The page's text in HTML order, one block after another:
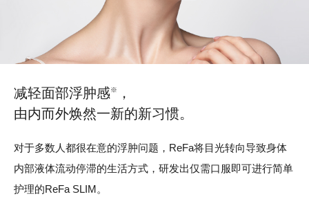
减轻面部浮肿感※
，
由内而外焕然一新的新习惯。
对于多数人都很在意的浮肿问题，ReFa将目光转向导致身体
内部液体流动停滞的生活方式，研发出仅需口服即可进行简单
护理的ReFa SLIM。